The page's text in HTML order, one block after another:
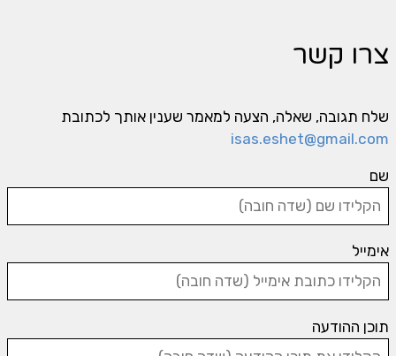
צרו קשר
שלח תגובה, שאלה, הצעה למאמר שענין אותך לכתובת
isas.eshet@gmail.com
שם
אימייל
תוכן ההודעה